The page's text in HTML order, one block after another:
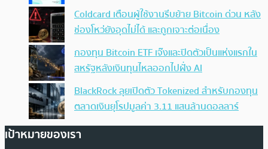
Coldcard เตือนผู้ใช้งานรีบย้าย Bitcoin ด่วน หลัง
ช่องโหว่ยังอุดไม่ได้ และถูกเจาะต่อเนื่อง
กองทุน Bitcoin ETF เจ๊งและปิดตัวเป็นแห่งแรกใน
สหรัฐหลังเงินทุนไหลออกไปฝั่ง AI
BlackRock ลุยเปิดตัว Tokenized สำหรับกองทุน
ตลาดเงินยุโรปมูลค่า 3.11 แสนล้านดอลลาร์
เป้าหมายของเรา